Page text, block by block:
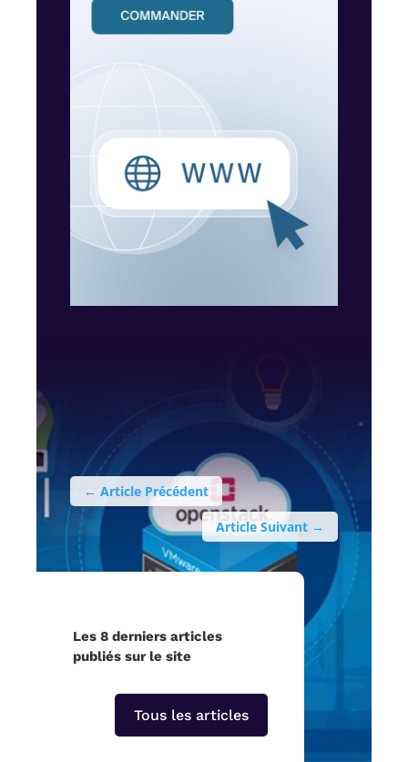
← Article Précédent
Article Suivant →
Les 8 derniers articles
publiés sur le site
Tous les articles